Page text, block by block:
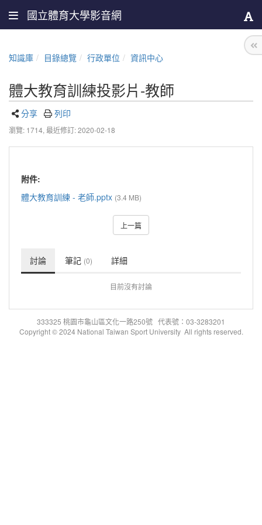
國立體育大學影音網
知識庫 目錄總覽 行政單位 資訊中心
體大教育訓練投影片-教師
分享 列印
瀏覽: 1714, 最近修訂: 2020-02-18
附件:
體大教育訓練 - 老師.pptx (3.4 MB)
上一篇
討論 筆記 (0) 詳細
目前沒有討論
333325 桃園市龜山區文化一路250號 代表號：03-3283201
Copyright © 2024 National Taiwan Sport University All rights reserved.